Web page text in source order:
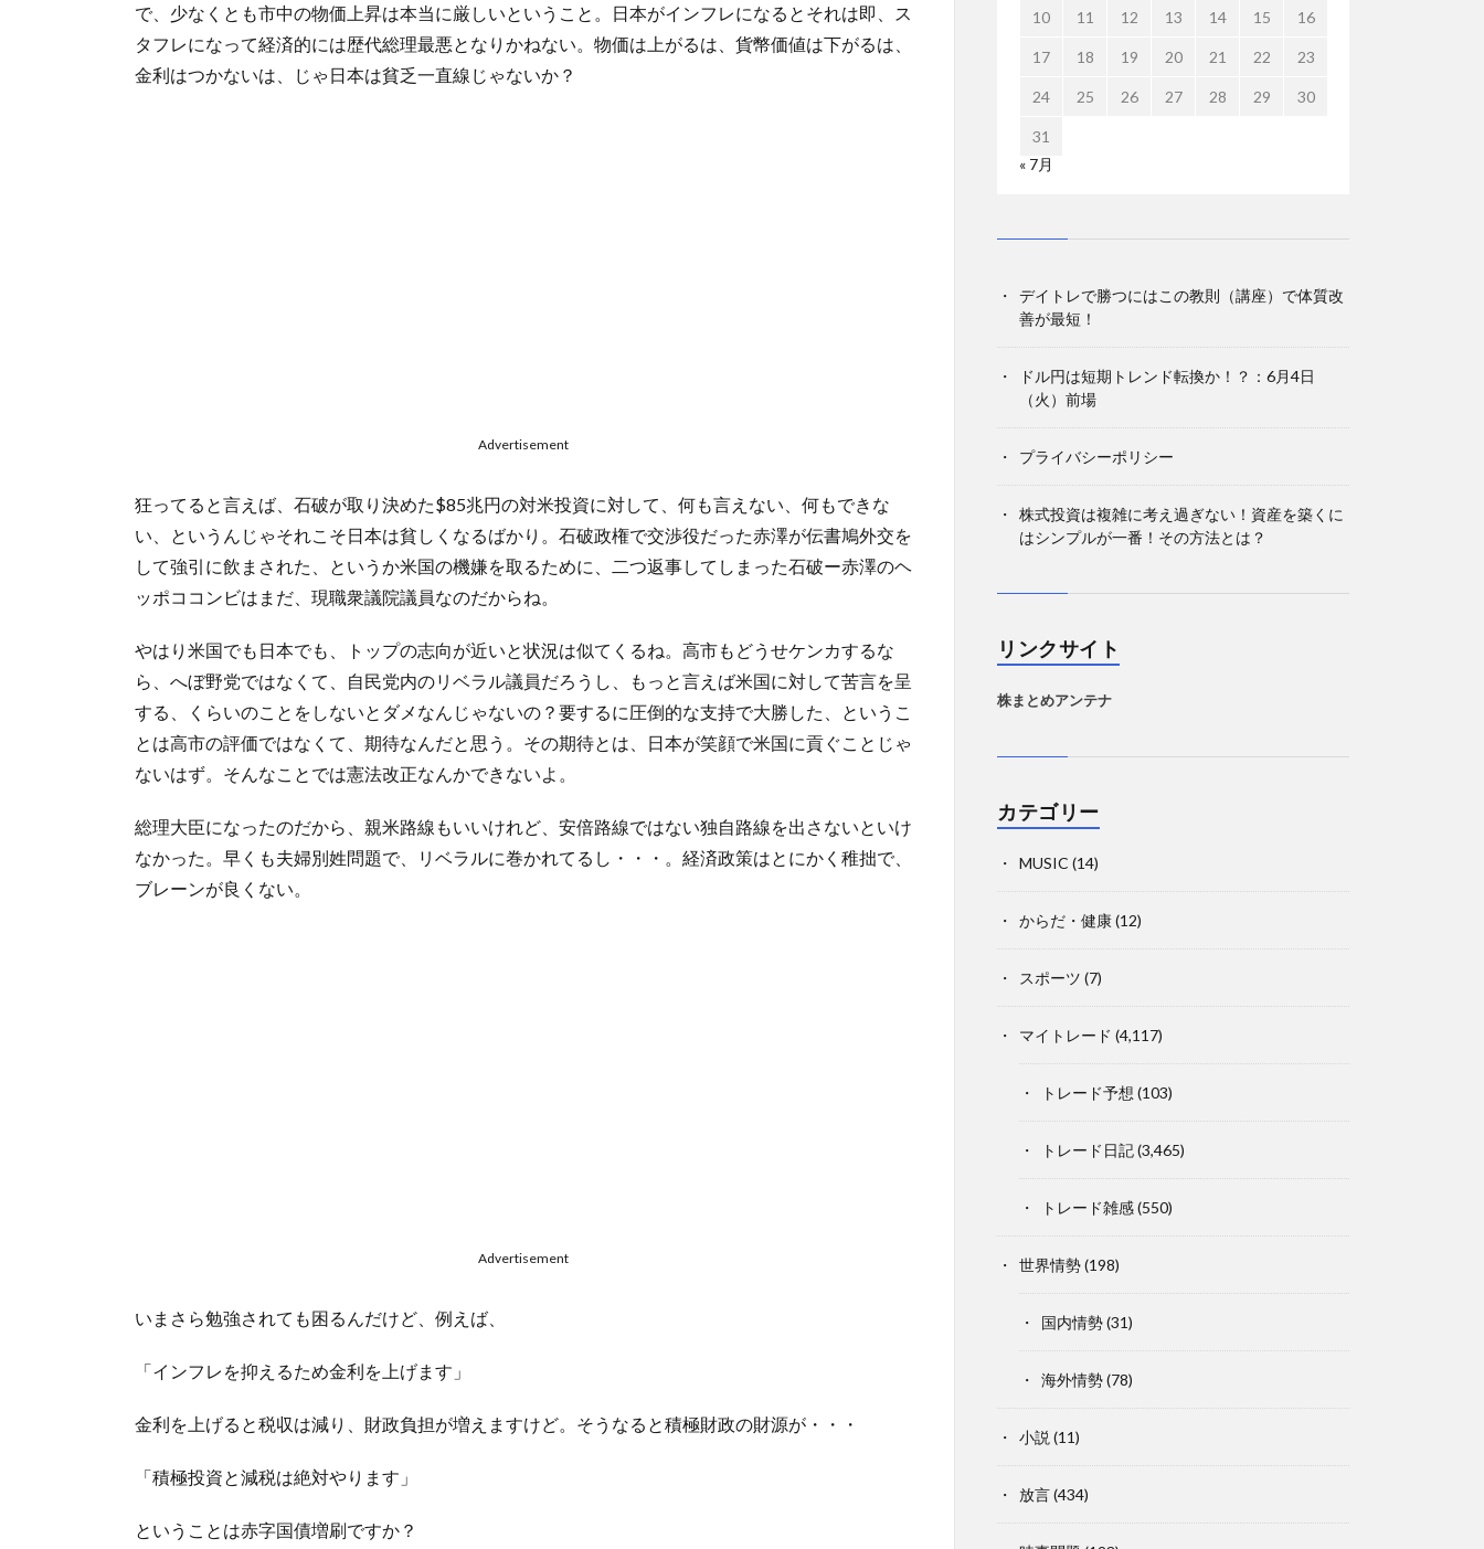
で、少なくとも市中の物価上昇は本当に厳しいということ。日本がインフレになるとそれは即、ス
タフレになって経済的には歴代総理最悪となりかねない。物価は上がるは、貨幣価値は下がるは、
金利はつかないは、じゃ日本は貧乏一直線じゃないか？
Advertisement
狂ってると言えば、石破が取り決めた$85兆円の対米投資に対して、何も言えない、何もできな
い、というんじゃそれこそ日本は貧しくなるばかり。石破政権で交渉役だった赤澤が伝書鳩外交を
して強引に飲まされた、というか米国の機嫌を取るために、二つ返事してしまった石破ー赤澤のヘ
ッポココンビはまだ、現職衆議院議員なのだからね。
やはり米国でも日本でも、トップの志向が近いと状況は似てくるね。高市もどうせケンカするな
ら、へぼ野党ではなくて、自民党内のリベラル議員だろうし、もっと言えば米国に対して苦言を呈
する、くらいのことをしないとダメなんじゃないの？要するに圧倒的な支持で大勝した、というこ
とは高市の評価ではなくて、期待なんだと思う。その期待とは、日本が笑顔で米国に貢ぐことじゃ
ないはず。そんなことでは憲法改正なんかできないよ。
総理大臣になったのだから、親米路線もいいけれど、安倍路線ではない独自路線を出さないといけ
なかった。早くも夫婦別姓問題で、リベラルに巻かれてるし・・・。経済政策はとにかく稚拙で、
ブレーンが良くない。
Advertisement
いまさら勉強されても困るんだけど、例えば、
「インフレを抑えるため金利を上げます」
金利を上げると税収は減り、財政負担が増えますけど。そうなると積極財政の財源が・・・
「積極投資と減税は絶対やります」
ということは赤字国債増刷ですか？
10 11 12 13 14 15 16
17 18 19 20 21 22 23
24 25 26 27 28 29 30
31
« 7月
デイトレで勝つにはこの教則（講座）で体質改
善が最短！
ドル円は短期トレンド転換か！？：6月4日
（火）前場
プライバシーポリシー
株式投資は複雑に考え過ぎない！資産を築くに
はシンプルが一番！その方法とは？
リンクサイト
株まとめアンテナ
カテゴリー
MUSIC (14)
からだ・健康(12)
スポーツ (7)
マイトレード (4,117)
トレード予想 (103)
トレード日記(3,465)
トレード雑感(550)
世界情勢(198)
国内情勢(31)
海外情勢(78)
小説 (11)
放言(434)